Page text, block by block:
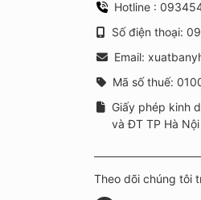
Hotline :
Số điện thoại:
Email:
Mã số thuế:
Giấy phép kinh
và ĐT TP Hà
Theo dõi chúng tôi